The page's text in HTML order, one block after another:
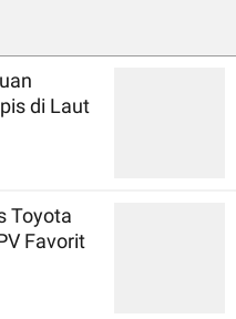
di Laut
Toyota
Favorit